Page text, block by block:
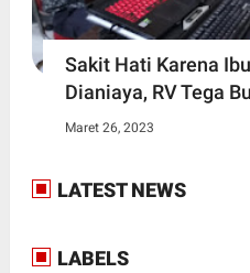
Sakit Hati Karena
Dianiaya, RV Tega
Maret 26, 2023
LATEST NEWS
LABELS